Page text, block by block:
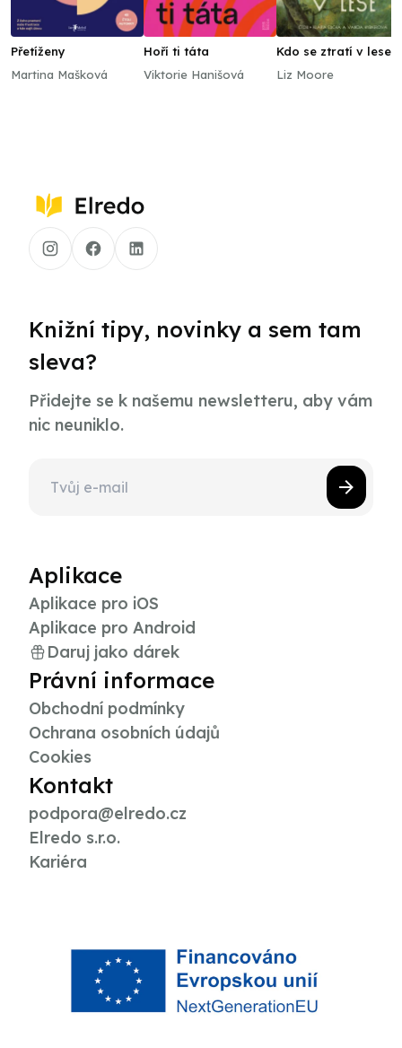
Přetíženy
Martina Mašková
Hoří ti táta
Viktorie Hanišová
Kdo se ztratí v lese
Liz Moore
Knižní tipy, novinky a sem tam
sleva?
Přidejte se k našemu newsletteru, aby vám
nic neuniklo.
Aplikace
Aplikace pro iOS
Aplikace pro Android
Daruj jako dárek
Právní informace
Obchodní podmínky
Ochrana osobních údajů
Cookies
Kontakt
podpora@elredo.cz
Elredo s.r.o.
Kariéra